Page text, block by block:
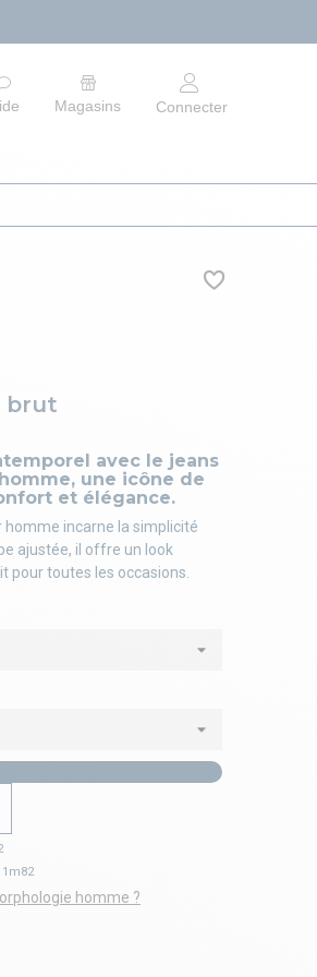
Magasins Connecter
brut
avec le jeans
une icône de
et élégance.
homme incarne la simplicité
ajustée, il offre un look
pour toutes les occasions.
homme ?